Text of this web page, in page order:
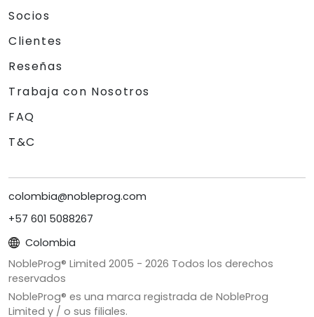
Socios
Clientes
Reseñas
Trabaja con Nosotros
FAQ
T&C
colombia@nobleprog.com
+57 601 5088267
Colombia
NobleProg® Limited 2005 - 2026 Todos los derechos
reservados
NobleProg® es una marca registrada de NobleProg
Limited y / o sus filiales.